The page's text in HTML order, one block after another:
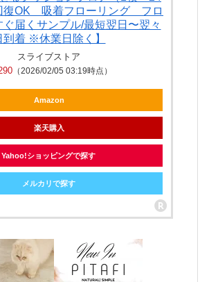
復OK 吸着フローリング フロ
届くサンプル/最短翌日〜翌々
到着 ※休業日除く】
スライブストア
（2026/02/05 03:19時点）
Amazon
楽天購入
Yahoo!ショッピングで探す
メルカリで探す